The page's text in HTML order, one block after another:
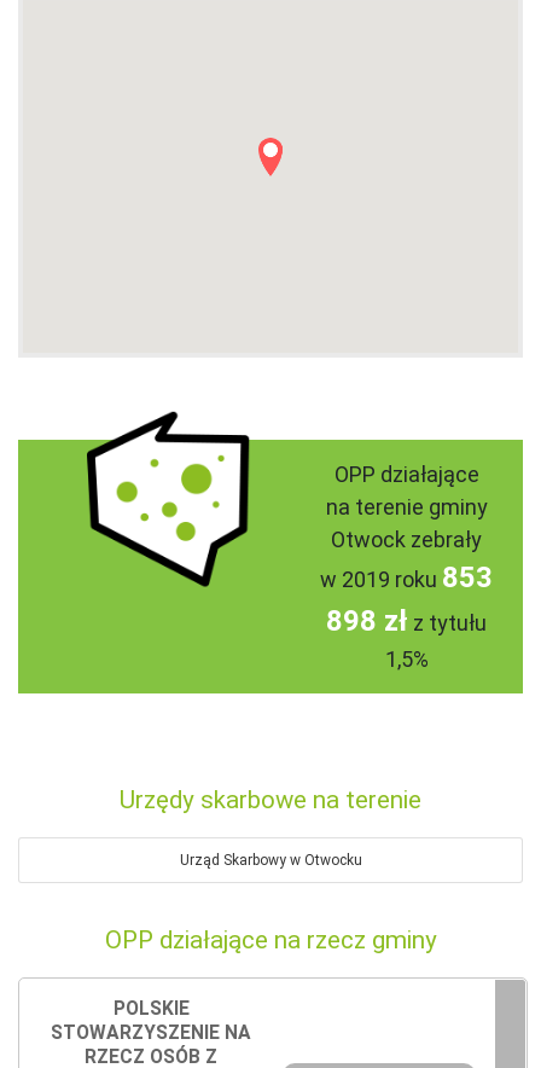
OPP działające
na terenie gminy
Otwock zebrały
w 2019 roku 853
898 zł z tytułu
1,5%
Urzędy skarbowe na terenie
Urząd Skarbowy w Otwocku
OPP działające na rzecz gminy
POLSKIE
STOWARZYSZENIE NA
RZECZ OSÓB Z